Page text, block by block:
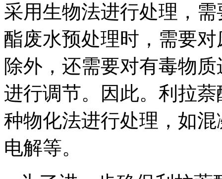
采用生物法进行处理，
酯废水预处理时，需要
除外，还需要对有毒物
进行调节。因此。利拉
种物化法进行处理，如
电解等。